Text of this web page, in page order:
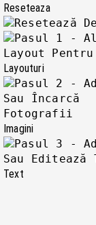
Reseteaza
Layouturi
Imagini
Text